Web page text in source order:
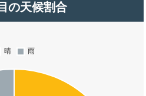
の天候割合